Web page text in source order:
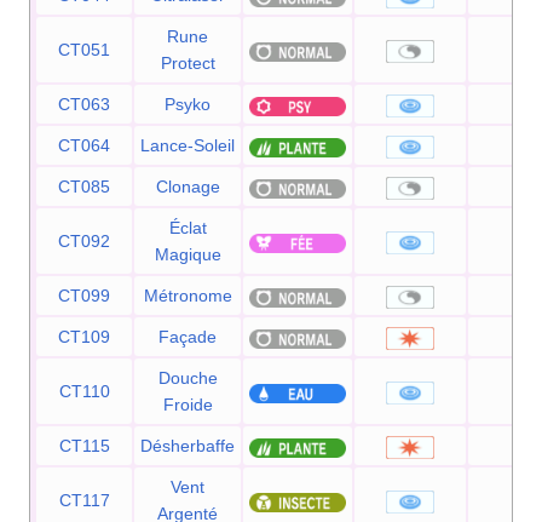
CT051
Rune
Protect
CT063 Psyko
CT064 Lance-Soleil
CT085 Clonage
CT092
Éclat
Magique
CT099 Métronome
CT109 Façade
CT110
Douche
Froide
CT115 Désherbaffe
CT117
Vent
Argenté